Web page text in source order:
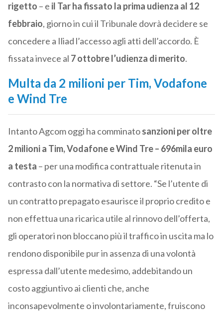
rigetto – e il Tar ha fissato la prima udienza al 12
febbraio, giorno in cui il Tribunale dovrà decidere se
concedere a Iliad l’accesso agli atti dell’accordo. È
fissata invece al 7 ottobre l’udienza di merito.
Multa da 2 milioni per Tim, Vodafone
e Wind Tre
Intanto Agcom oggi ha comminatosanzioni per oltre
2 milioni a Tim, Vodafone e Wind Tre – 696mila euro
a testa – per una modifica contrattuale ritenuta in
contrasto con la normativa di settore. “Se l’utente di
un contratto prepagato esaurisce il proprio credito e
non effettua una ricarica utile al rinnovo dell’offerta,
gli operatori non bloccano più il traffico in uscita ma lo
rendono disponibile pur in assenza di una volontà
espressa dall’utente medesimo, addebitando un
costo aggiuntivo ai clienti che, anche
inconsapevolmente o involontariamente, fruiscono